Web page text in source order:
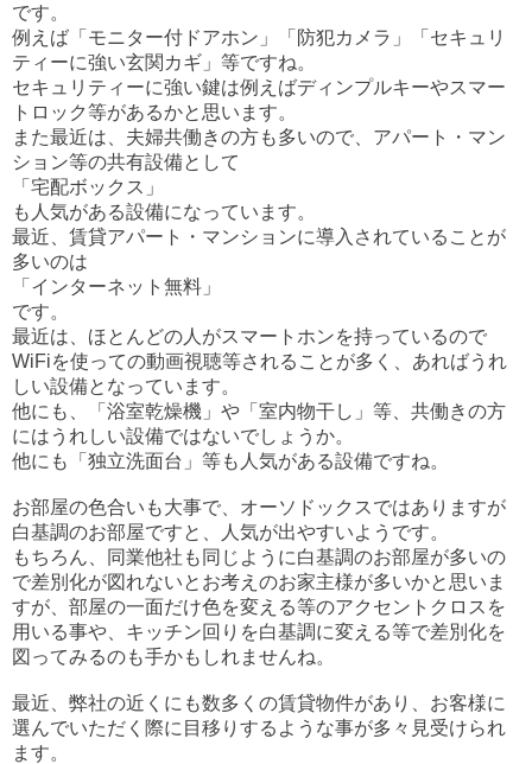
です。
例えば「モニター付ドアホン」「防犯カメラ」「セキュリ
ティーに強い玄関カギ」等ですね。
セキュリティーに強い鍵は例えばディンプルキーやスマー
トロック等があるかと思います。
また最近は、夫婦共働きの方も多いので、アパート・マン
ション等の共有設備として
「宅配ボックス」
も人気がある設備になっています。
最近、賃貸アパート・マンションに導入されていることが
多いのは
「インターネット無料」
です。
最近は、ほとんどの人がスマートホンを持っているので
WiFiを使っての動画視聴等されることが多く、あればうれ
しい設備となっています。
他にも、「浴室乾燥機」や「室内物干し」等、共働きの方
にはうれしい設備ではないでしょうか。
他にも「独立洗面台」等も人気がある設備ですね。
お部屋の色合いも大事で、オーソドックスではありますが
白基調のお部屋ですと、人気が出やすいようです。
もちろん、同業他社も同じように白基調のお部屋が多いの
で差別化が図れないとお考えのお家主様が多いかと思いま
すが、部屋の一面だけ色を変える等のアクセントクロスを
用いる事や、キッチン回りを白基調に変える等で差別化を
図ってみるのも手かもしれませんね。
最近、弊社の近くにも数多くの賃貸物件があり、お客様に
選んでいただく際に目移りするような事が多々見受けられ
ます。